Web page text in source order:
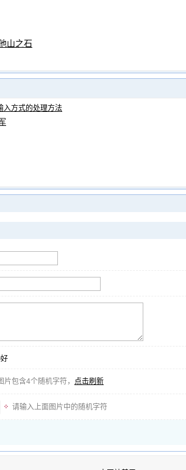
山之石
入方式的处理方法
好
片包含4个随机字符， 点击刷新
请输入上面图片中的随机字符